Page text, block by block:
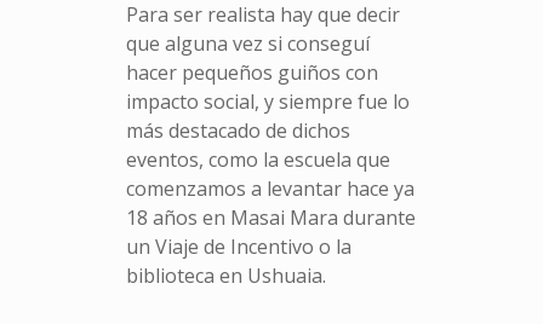
Para ser realista hay que decir
que alguna vez si conseguí
hacer pequeños guiños con
impacto social, y siempre fue lo
más destacado de dichos
eventos, como la escuela que
comenzamos a levantar hace ya
18 años en Masai Mara durante
un Viaje de Incentivo o la
biblioteca en Ushuaia.